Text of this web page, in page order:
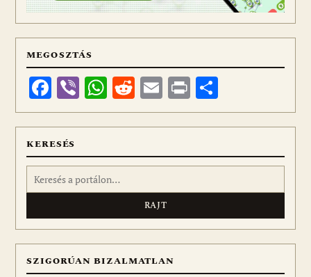
MEGOSZTÁS
Facebook
ViberWhatsApp
Reddit
Email
Print
meg
KERESÉS
Keresés:
SZIGORÚAN BIZALMATLAN